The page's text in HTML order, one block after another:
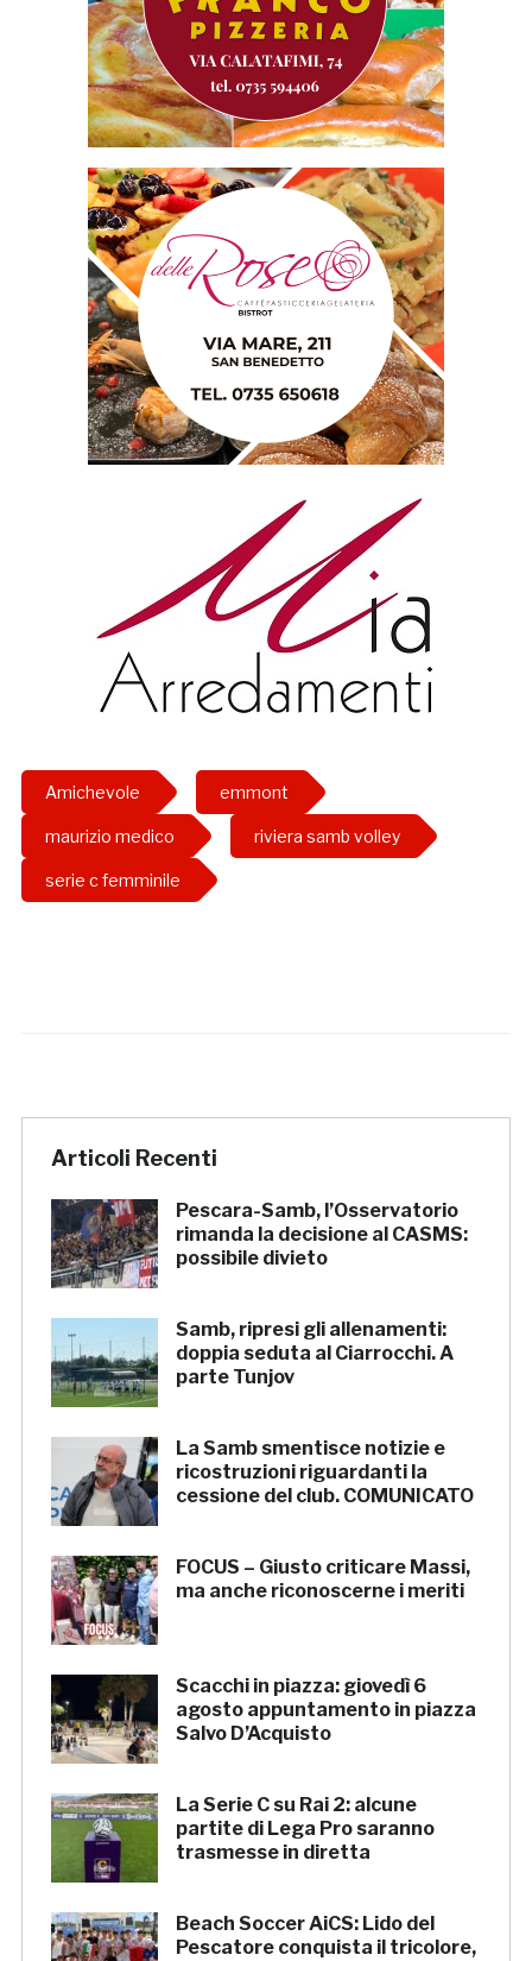
Amichevole emmont
maurizio medico riviera samb volley
serie c femminile
Articoli Recenti
Pescara-Samb, l’Osservatorio
rimanda la decisione al CASMS:
possibile divieto
Samb, ripresi gli allenamenti:
doppia seduta al Ciarrocchi. A
parte Tunjov
La Samb smentisce notizie e
ricostruzioni riguardanti la
cessione del club. COMUNICATO
FOCUS – Giusto criticare Massi,
ma anche riconoscerne i meriti
Scacchi in piazza: giovedì 6
agosto appuntamento in piazza
Salvo D’Acquisto
La Serie C su Rai 2: alcune
partite di Lega Pro saranno
trasmesse in diretta
Beach Soccer AiCS: Lido del
Pescatore conquista il tricolore,